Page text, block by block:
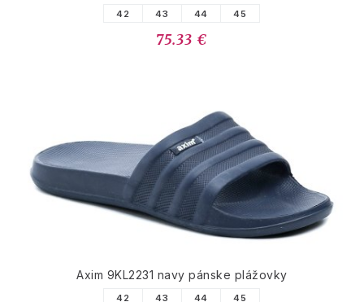
42 43 44 45
75.33 €
Axim 9KL2231 navy pánske plážovky
42 43 44 45